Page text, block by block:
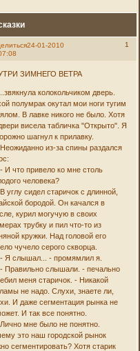
1
24-01-2010
ЗИМНЕГО ВЕТРА
колокольчиком дверь.
полумрак окутал мои ноги тугим
В лавке никого не было. Хотя
висела табличка "Открыто". Я
шагнул к прилавку.
из-за спины раздался
что привело ко мне столь
человека?
сидел старичок с длинной,
бородой. Он качался в
курил могучую в своих
трубку и пил что-то из
кружки. Над головой его
чучело серого скворца.
слышал... - промямлил я.
слышали. - печально
меня старичок. - Никакой
не надо. Слухи, знаете ли,
И даже сегментация рынка не
И так все понятно.
мне было не понятно.
это наш городской рынок
сегментировать? Хотя старик